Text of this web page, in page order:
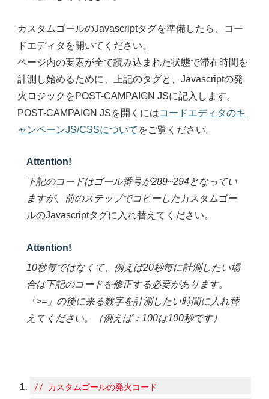
カスタムゴールのJavascriptタグを準備したら、コー
ドエディタを開いてください。
ページ内の要素が全て読み込まれた状態で滞在時間を
計測し始めるために、上記のタグと、Javascriptの発
火ロジックをPOST-CAMPAIGN JSに記入します。
POST-CAMPAIGN JSを開くにはコードエディタのキ
ャンペーンJS/CSSについて をご覧ください。
Attention!
下記のコードはゴール番号が289~294となってい
ますが、前のステップでコピーしたカスタムゴー
ルのJavascriptタグに入れ替えてください。
Attention!
10秒毎ではなくて、例えば20秒毎に計測したい場
合は下記のコードを修正する必要があります。
「>=」の後に来る数字を計測したい時間に入れ替
えてください。（例えば：100は100秒です）
// カスタムゴールの発火コード